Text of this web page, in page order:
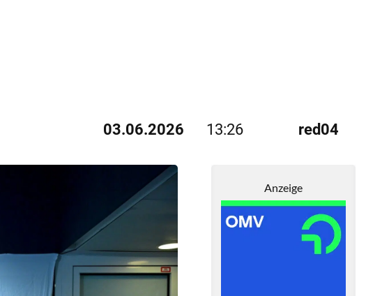
03.06.2026 13:26 red04
Anzeige